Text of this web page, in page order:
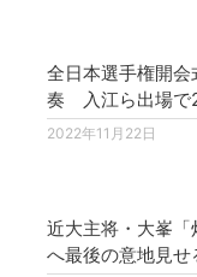
全日本選手権開会
奏 入江ら出場で
2022年11月22日
近大主将・大峯
へ最後の意地見せ